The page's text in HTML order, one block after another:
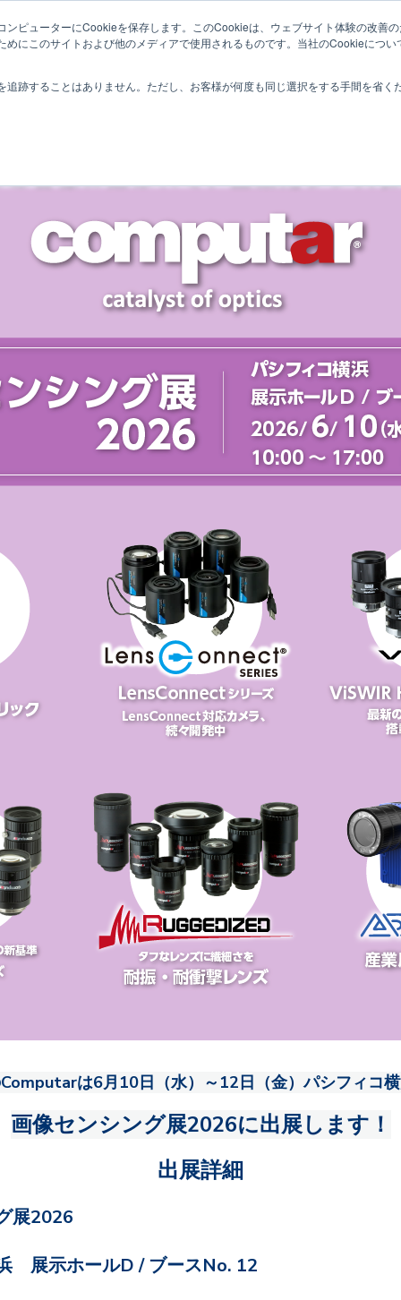
ンピューターにCookieを保存します。このCookieは、ウェブサイト体験の改善
めにこのサイトおよび他のメディアで使用されるものです。当社のCookieにつ
追跡することはありません。ただし、お客様が何度も同じ選択をする手間を省く
TOP About Computar
は6月10日（水）～12日（金）パシフィコ
画像センシング展2026に出展します！
出展詳細
展2026
展示ホールD /ブースNo. 12